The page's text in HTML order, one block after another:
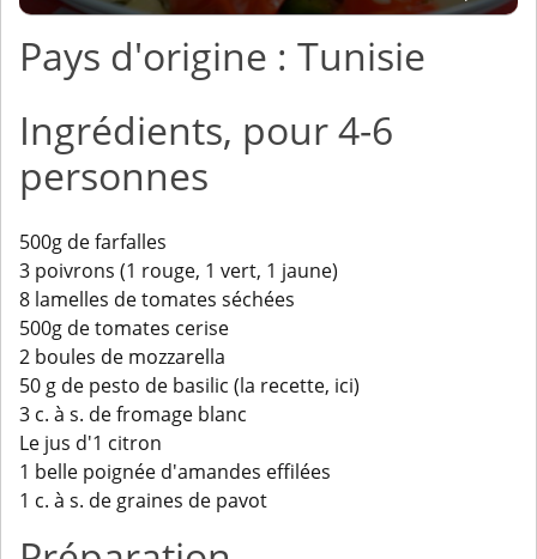
Pays d'origine : Tunisie
Ingrédients, pour 4-6
personnes
500g de farfalles
3 poivrons (1 rouge, 1 vert, 1 jaune)
8 lamelles de tomates séchées
500g de tomates cerise
2 boules de mozzarella
50 g de pesto de basilic (la recette, ici)
3 c. à s. de fromage blanc
Le jus d'1 citron
1 belle poignée d'amandes effilées
1 c. à s. de graines de pavot